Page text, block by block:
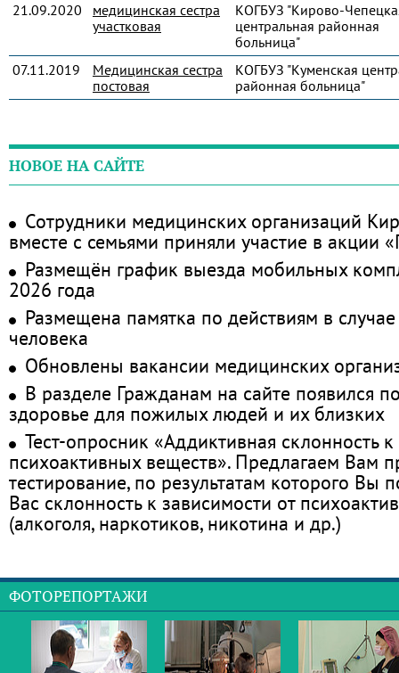
21.09.2020
медицинская сестра
участковая
КОГБУЗ "Кирово-
центральная районная
больница"
07.11.2019
Медицинская сестра
постовая
КОГБУЗ "Куменская
районная больница"
НОВОЕ НА САЙТЕ
Сотрудники медицинских организаций
вместе с семьями приняли участие в акции
Размещён график выезда мобильных
2026 года
Размещена памятка по действиям в
человека
Обновлены вакансии медицинских
В разделе Гражданам на сайте появился
здоровье для пожилых людей и их близких
Тест-опросник «Аддиктивная склонность
психоактивных веществ». Предлагаем Вам
тестирование, по результатам которого Вы
Вас склонность к зависимости от
(алкоголя, наркотиков, никотина и др.)
ФОТОРЕПОРТАЖИ